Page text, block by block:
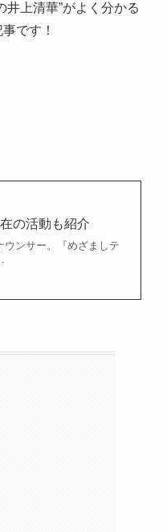
上清華”がよく分かる
です！
の活動も紹介
ンサー。『めざましテ